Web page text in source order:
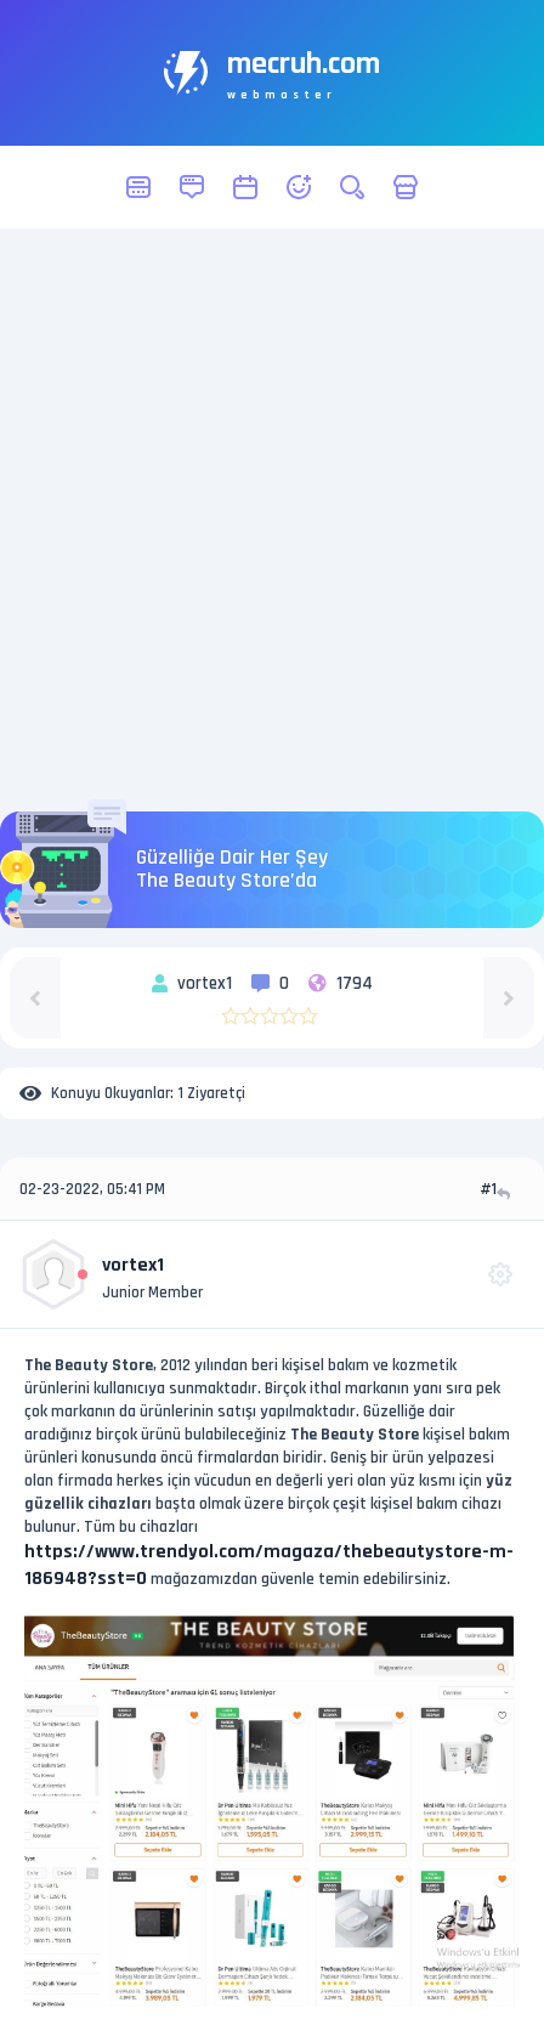
mecruh.com
webmaster
Güzelliğe Dair Her Şey
The Beauty Store’da
vortex1 0 1794
Konuyu Okuyanlar: 1 Ziyaretçi
02-23-2022, 05:41 PM #1
vortex1
Junior Member
The Beauty Store, 2012 yılından beri kişisel bakım ve kozmetik
ürünlerini kullanıcıya sunmaktadır. Birçok ithal markanın yanı sıra pek
çok markanın da ürünlerinin satışı yapılmaktadır. Güzelliğe dair
aradığınız birçok ürünü bulabileceğiniz The Beauty Storekişisel bakım
ürünleri konusunda öncü firmalardan biridir. Geniş bir ürün yelpazesi
olan firmada herkes için vücudun en değerli yeri olan yüz kısmı için yüz
güzellik cihazları başta olmak üzere birçok çeşit kişisel bakım cihazı
bulunur. Tüm bu cihazları
https://www.trendyol.com/magaza/thebeautystore-m-
186948?sst=0 mağazamızdan güvenle temin edebilirsiniz.